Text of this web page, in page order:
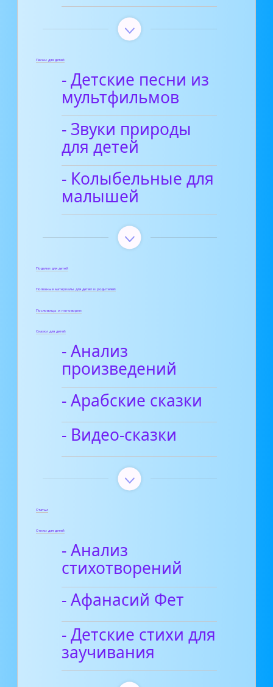
Песни для детей
- Детские песни из
мультфильмов
- Звуки природы
для детей
- Колыбельные для
малышей
Поделки для детей
Полезные материалы для детей и родителей
Пословицы и поговорки
Сказки для детей
- Анализ
произведений
- Арабские сказки
- Видео-сказки
Статьи
Стихи для детей
- Анализ
стихотворений
- Афанасий Фет
- Детские стихи для
заучивания